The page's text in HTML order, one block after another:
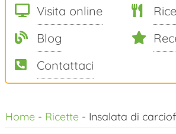
Visita online
Blog
Contattaci
alHome- Ricette- Insalata di